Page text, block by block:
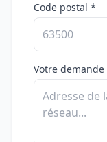
Code postal *
Votre demande